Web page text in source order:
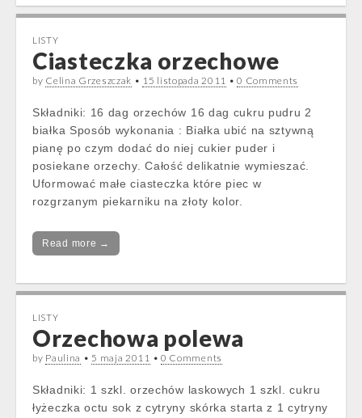
LISTY
Ciasteczka orzechowe
by Celina Grzeszczak • 15 listopada 2011 •0 Comments
Składniki: 16 dag orzechów 16 dag cukru pudru 2
białka Sposób wykonania : Białka ubić na sztywną
pianę po czym dodać do niej cukier puder i
posiekane orzechy. Całość delikatnie wymieszać.
Uformować małe ciasteczka które piec w
rozgrzanym piekarniku na złoty kolor.
Read more →
LISTY
Orzechowa polewa
by Paulina • 5 maja 2011 • 0 Comments
Składniki: 1 szkl. orzechów laskowych 1 szkl. cukru
łyżeczka octu sok z cytryny skórka starta z 1 cytryny